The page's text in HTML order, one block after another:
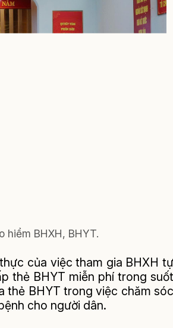
hiểm BHXH, BHYT.
của việc tham gia BHXH tự
thẻ BHYT miễn phí trong suốt
thẻ BHYT trong việc chăm sóc
cho người dân.